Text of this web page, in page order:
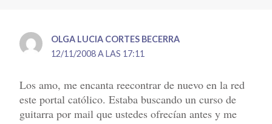
OLGA LUCIA CORTES BECERRA
12/11/2008 A LAS 17:11
Los amo, me encanta reecontrar de nuevo en la red
este portal católico. Estaba buscando un curso de
guitarra por mail que ustedes ofrecían antes y me